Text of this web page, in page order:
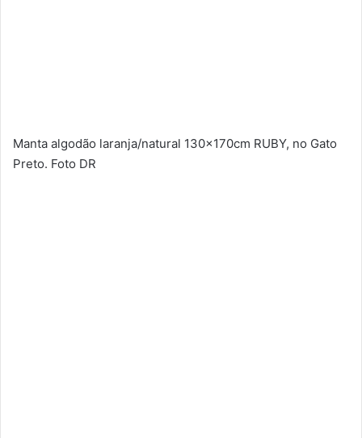
Manta algodão laranja/natural 130x170cm RUBY, no Gato
Preto. Foto DR